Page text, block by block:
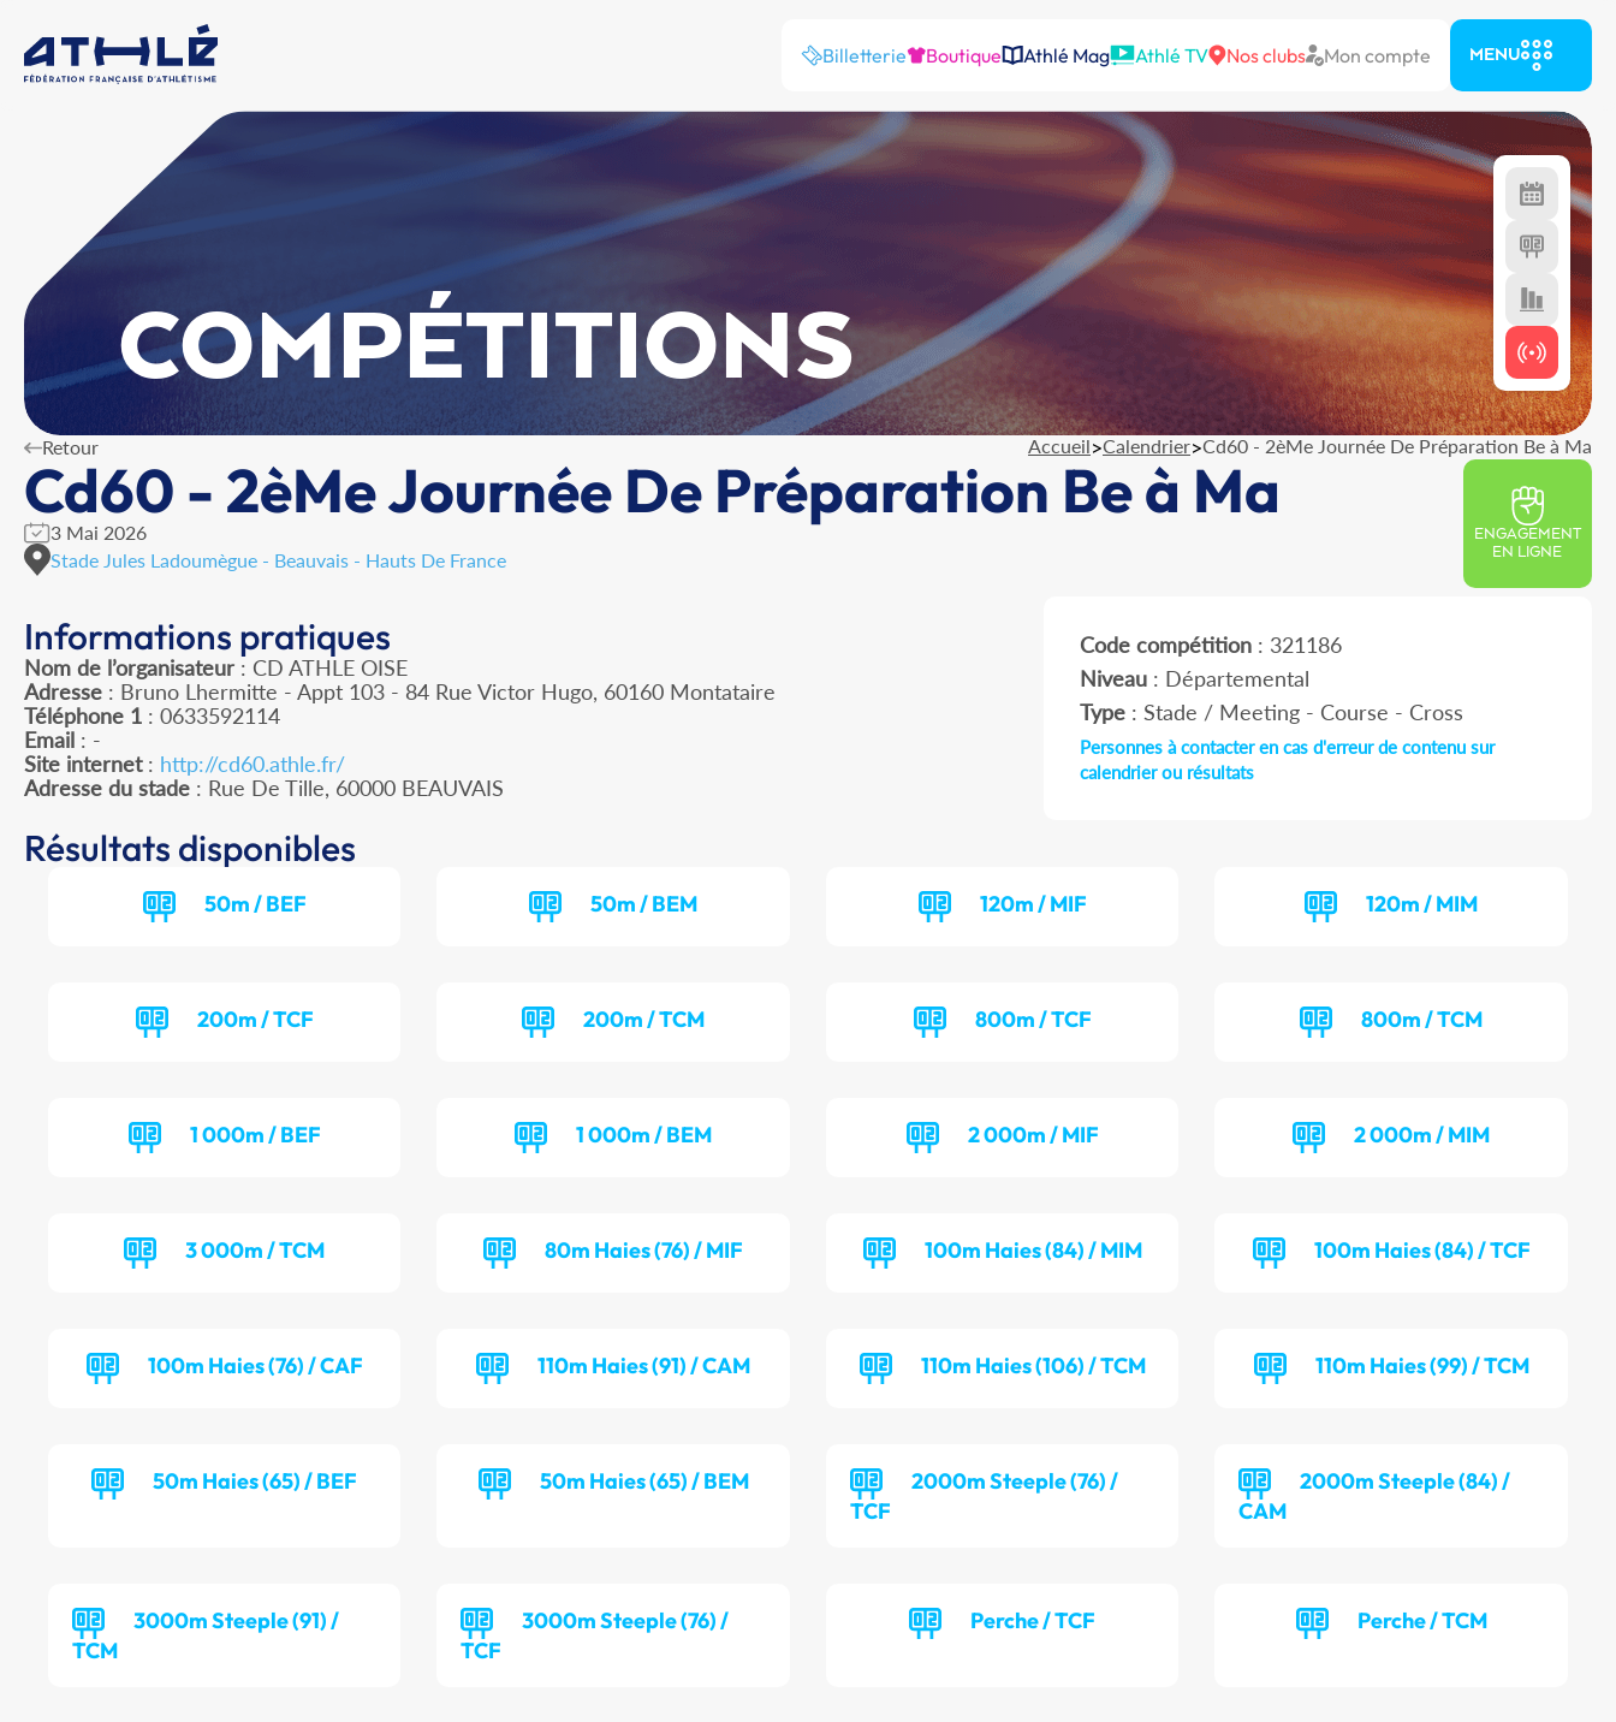
Billetterie Boutique Athlé Mag Athlé TV Nos clubs Mon compte MENU
COMPÉTITIONS
Retour Accueil>Calendrier>Cd60 - 2èMe Journée De Préparation Be à Ma
Cd60 - 2èMe Journée De Préparation Be à Ma
3 Mai 2026
Stade Jules Ladoumègue - Beauvais - Hauts De France
ENGAGEMENT
EN LIGNE
Informations pratiques
Nom de l’organisateur : CD ATHLE OISE
Adresse : Bruno Lhermitte - Appt 103 - 84 Rue Victor Hugo, 60160 Montataire
Téléphone 1 : 0633592114
Email : -
Site internet: http://cd60.athle.fr/
Adresse du stade : Rue De Tille, 60000 BEAUVAIS
Code compétition: 321186
Niveau: Départemental
Type: Stade / Meeting - Course - Cross
Personnes à contacter en cas d'erreur de contenu sur
calendrier ou résultats
Résultats disponibles
50m / BEF 50m / BEM 120m / MIF 120m / MIM
200m / TCF 200m / TCM 800m / TCF 800m / TCM
1 000m / BEF 1 000m / BEM 2 000m / MIF 2 000m / MIM
3 000m / TCM 80m Haies (76) / MIF 100m Haies (84) / MIM 100m Haies (84) / TCF
100m Haies (76) / CAF 110m Haies (91) / CAM 110m Haies (106) / TCM 110m Haies (99) / TCM
50m Haies (65) / BEF 50m Haies (65) / BEM
2000m Steeple (76) /
TCF
2000m Steeple (84) /
CAM
3000m Steeple (91) /
TCM
3000m Steeple (76) /
TCF
Perche / TCF Perche / TCM